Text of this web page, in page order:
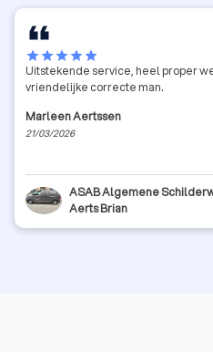
starstarstarstarstar
Uitstekende service, heel proper
vriendelijke correcte man.
Marleen Aertssen
21/03/2026
ASAB Algemene
Aerts Brian